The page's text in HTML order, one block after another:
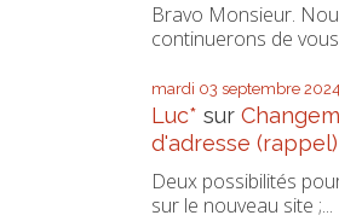
Bravo Monsieur.
continuerons de vous
mardi 03 septembre 2024
Luc* sur
d'adresse (rappel)
Deux possibilités
sur le nouveau site ;...